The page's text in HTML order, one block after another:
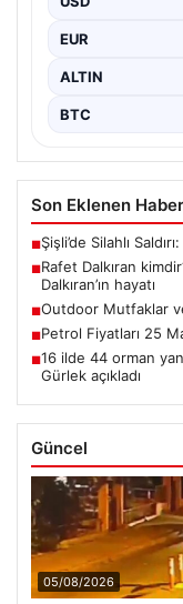
EUR
ALTIN
BTC
Son Eklenen
■Şişli’de Silahlı
■Rafet Dalkıran
Dalkıran’ın hayatı
■Outdoor Mutfaklar
■Petrol Fiyatları 25
■16 ilde 44 orman
Gürlek açıkladı
Güncel
05/08/2026